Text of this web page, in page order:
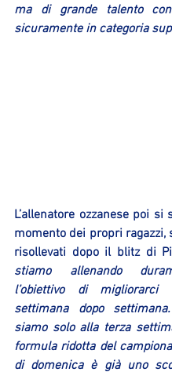
ma di grande talento
sicuramente in categoria
L’allenatore ozzanese poi
momento dei propri ragazzi,
risollevati dopo il blitz di
stiamo allenando
l’obiettivo di migliorarci
settimana dopo
siamo solo alla terza
formula ridotta del
di domenica è già uno